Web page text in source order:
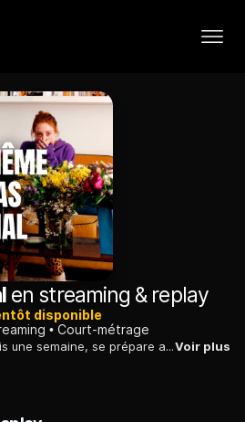
en streaming & replay
disponible
Court-métrage
Mila, qui a accouché depuis une semaine, se prépare avec son compagnon Joaquim à vivre un moment fatidique : aujourd’hui c’est la circoncision de leur fils. Alors qu’elle n’avait jamais questionné cette pratique, l’arrivée de son bébé et l’imminence de la cérémonie fait voler en éclats ses certitudes.Voir plus